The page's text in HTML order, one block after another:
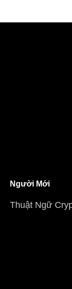
Người Mới
Thuật Ngữ